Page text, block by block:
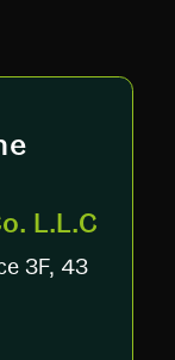
L.L.C
3F, 43